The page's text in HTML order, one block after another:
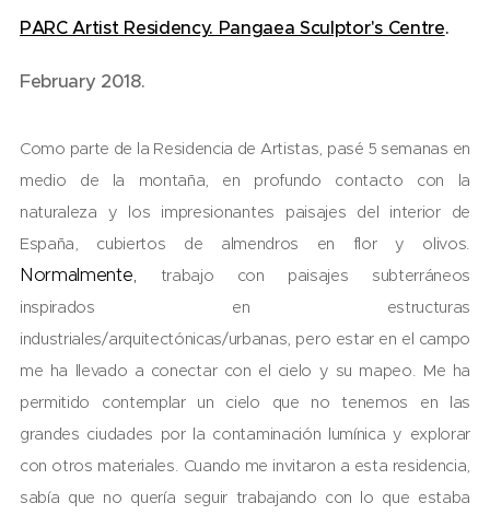
PARC Artist Residency. Pangaea Sculptor's Centre.
February 2018.
Como parte de la Residencia de Artistas, pasé 5 semanas en
medio de la montaña, en profundo contacto con la
naturaleza y los impresionantes paisajes del interior de
España, cubiertos de almendros en flor y olivos.
Normalmente, trabajo con paisajes subterráneos
inspirados en estructuras
industriales/arquitectónicas/urbanas, pero estar en el campo
me ha llevado a conectar con el cielo y su mapeo. Me ha
permitido contemplar un cielo que no tenemos en las
grandes ciudades por la contaminación lumínica y explorar
con otros materiales. Cuando me invitaron a esta residencia,
sabía que no quería seguir trabajando con lo que estaba